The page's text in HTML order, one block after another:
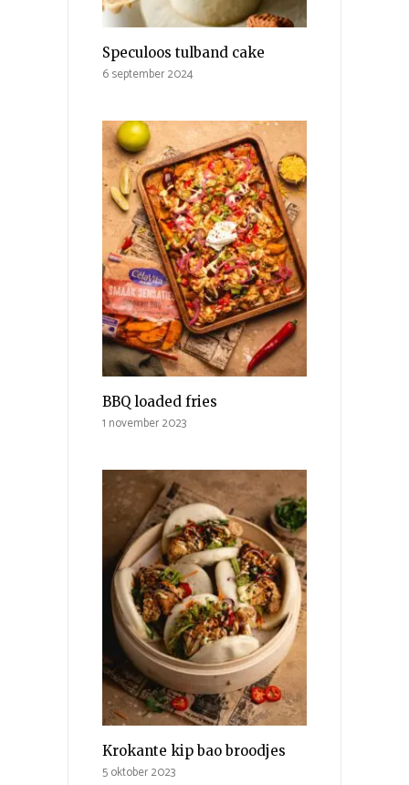
Speculoos tulband cake
6 september 2024
BBQ loaded fries
1 november 2023
Krokante kip bao broodjes
5 oktober 2023